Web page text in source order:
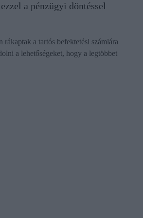
a pénzügyi döntéssel
rákaptak a tartós befektetési számlára
a lehetőségeket, hogy a legtöbbet